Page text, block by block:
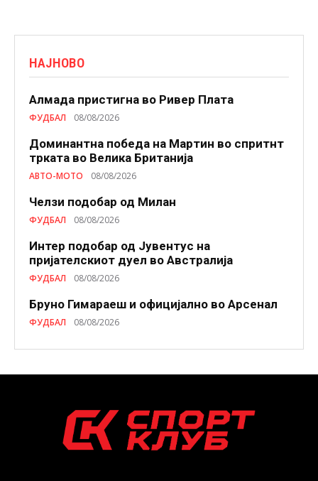
НАЈНОВО
Алмада пристигна во Ривер Плата
ФУДБАЛ 08/08/2026
Доминантна победа на Мартин во спритнт
трката во Велика Британија
АВТО-МОТО 08/08/2026
Челзи подобaр од Милан
ФУДБАЛ 08/08/2026
Интер подобар од Јувентус на
пријателскиот дуел во Австралија
ФУДБАЛ 08/08/2026
Бруно Гимараеш и официјално во Арсенал
ФУДБАЛ 08/08/2026